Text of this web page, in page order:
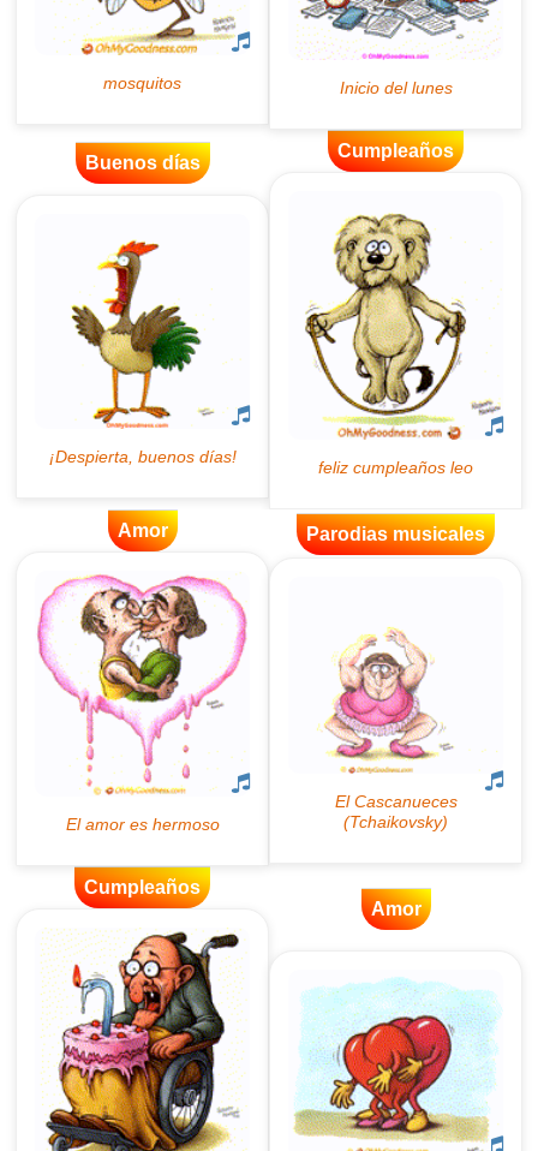
Buenos días
Cumpleaños
Amor Parodias musicales
Cumpleaños
Amor